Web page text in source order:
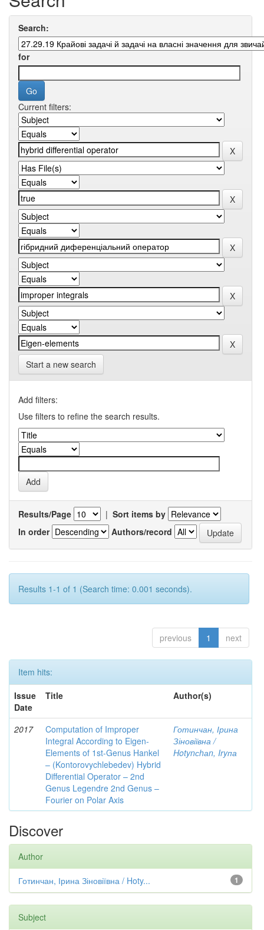
Search:
for
Current filters:
Start a new search
Add filters:
Use filters to refine the search results.
Results/Page | Sort items by
In order
Authors/record
Results 1-1 of 1 (Search time: 0.001 seconds).
previous 1 next
Item hits:
Issue
Date
Title Author(s)
2017
Computation of Improper
Integral According to Eigen-
Elements of 1st-Genus Hankel
– (Kontorovychlebedev) Hybrid
Differential Operator – 2nd
Genus Legendre 2nd Genus –
Fourier on Polar Axis
Готинчан, Ірина
Зіновіївна /
Hotynсhаn, Iryпа
Discover
Author
1
Готинчан, Ірина Зіновіївна / Hoty...
Subject